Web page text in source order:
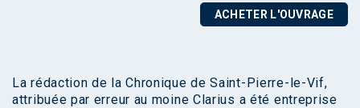
ACHETER L'OUVRAGE
La rédaction de la Chronique de Saint-Pierre-le-Vif,
attribuée par erreur au moine Clarius a été entreprise